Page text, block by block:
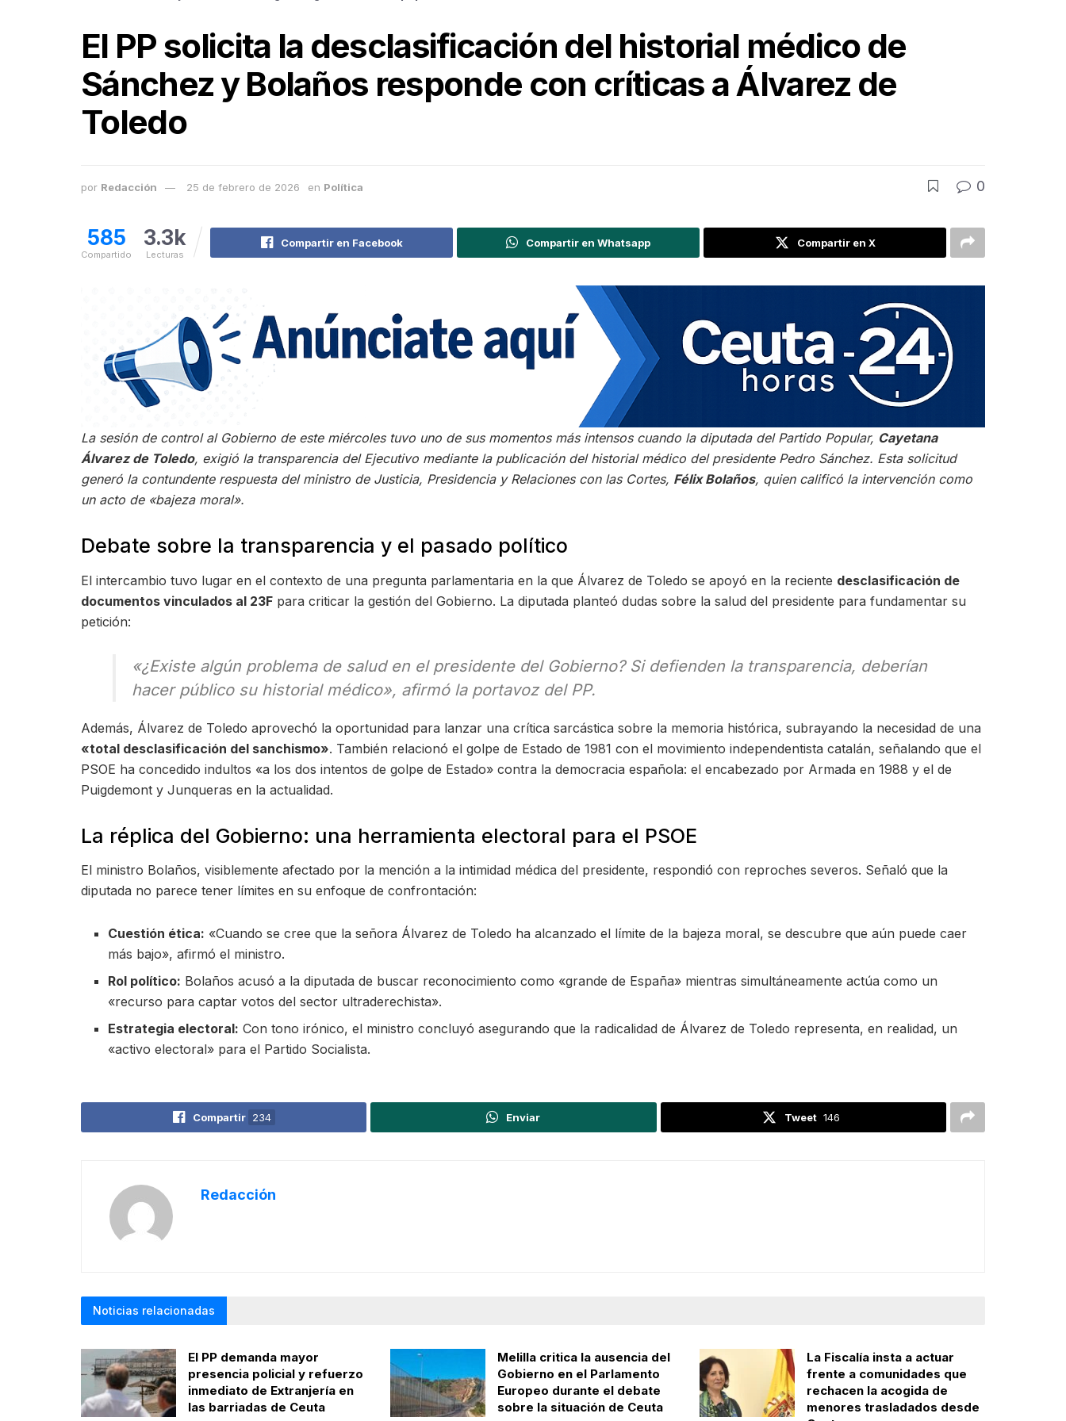
El PP solicita la desclasificación del historial médico de
Sánchez y Bolaños responde con críticas a Álvarez de
Toledo
por Redacción 25 de febrero de 2026 en Política 0
585
Compartido
3.3k
Lecturas
Compartir en Facebook Compartir en Whatsapp Compartir en X
La sesión de control al Gobierno de este miércoles tuvo uno de sus momentos más intensos cuando la diputada del Partido Popular, Cayetana
Álvarez de Toledo, exigió la transparencia del Ejecutivo mediante la publicación del historial médico del presidente Pedro Sánchez. Esta solicitud
generó la contundente respuesta del ministro de Justicia, Presidencia y Relaciones con las Cortes, Félix Bolaños, quien calificó la intervención como
un acto de «bajeza moral».
Debate sobre la transparencia y el pasado político
El intercambio tuvo lugar en el contexto de una pregunta parlamentaria en la que Álvarez de Toledo se apoyó en la reciente desclasificación de
documentos vinculados al 23F para criticar la gestión del Gobierno. La diputada planteó dudas sobre la salud del presidente para fundamentar su
petición:
«¿Existe algún problema de salud en el presidente del Gobierno? Si defienden la transparencia, deberían
hacer público su historial médico», afirmó la portavoz del PP.
Además, Álvarez de Toledo aprovechó la oportunidad para lanzar una crítica sarcástica sobre la memoria histórica, subrayando la necesidad de una
«total desclasificación del sanchismo». También relacionó el golpe de Estado de 1981 con el movimiento independentista catalán, señalando que el
PSOE ha concedido indultos «a los dos intentos de golpe de Estado» contra la democracia española: el encabezado por Armada en 1988 y el de
Puigdemont y Junqueras en la actualidad.
La réplica del Gobierno: una herramienta electoral para el PSOE
El ministro Bolaños, visiblemente afectado por la mención a la intimidad médica del presidente, respondió con reproches severos. Señaló que la
diputada no parece tener límites en su enfoque de confrontación:
Cuestión ética: «Cuando se cree que la señora Álvarez de Toledo ha alcanzado el límite de la bajeza moral, se descubre que aún puede caer
más bajo», afirmó el ministro.
Rol político: Bolaños acusó a la diputada de buscar reconocimiento como «grande de España» mientras simultáneamente actúa como un
«recurso para captar votos del sector ultraderechista».
Estrategia electoral: Con tono irónico, el ministro concluyó asegurando que la radicalidad de Álvarez de Toledo representa, en realidad, un
«activo electoral» para el Partido Socialista.
Compartir 234 Enviar Tweet 146
Redacción
Noticias relacionadas
El PP demanda mayor
presencia policial y refuerzo
inmediato de Extranjería en
las barriadas de Ceuta
Melilla critica la ausencia del
Gobierno en el Parlamento
Europeo durante el debate
sobre la situación de Ceuta
La Fiscalía insta a actuar
frente a comunidades que
rechacen la acogida de
menores trasladados desde